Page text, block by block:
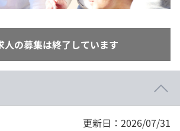
人の募集は終了しています
更新日：2026/07/31